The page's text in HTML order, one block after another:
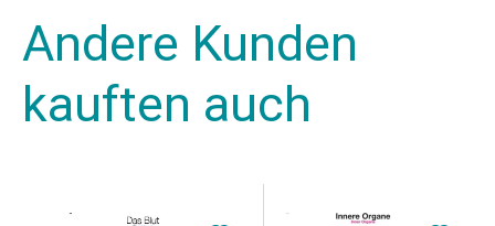
Andere Kunden
kauften auch